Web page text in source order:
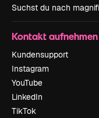
Suchst du nach
Kontakt aufnehmen
Kundensupport
Instagram
YouTube
LinkedIn
TikTok